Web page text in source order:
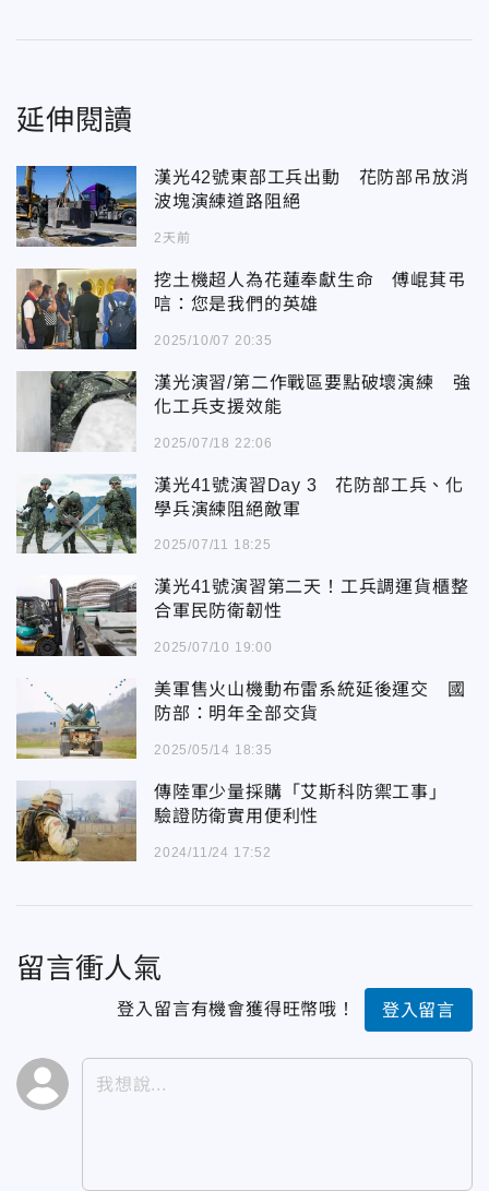
延伸閱讀
漢光42號東部工兵出動 花防部吊放消
波塊演練道路阻絕
2天前
挖土機超人為花蓮奉獻生命 傅崐萁弔
唁：您是我們的英雄
2025/10/07 20:35
漢光演習/第二作戰區要點破壞演練 強
化工兵支援效能
2025/07/18 22:06
漢光41號演習Day 3 花防部工兵、化
學兵演練阻絕敵軍
2025/07/11 18:25
漢光41號演習第二天！工兵調運貨櫃整
合軍民防衛韌性
2025/07/10 19:00
美軍售火山機動布雷系統延後運交 國
防部：明年全部交貨
2025/05/14 18:35
傳陸軍少量採購「艾斯科防禦工事」
驗證防衛實用便利性
2024/11/24 17:52
留言衝人氣
登入留言有機會獲得旺幣哦！ 登入留言